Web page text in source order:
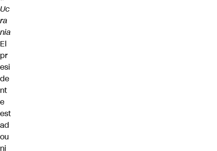
Uc
ra
nia
El
pr
esi
de
nt
e
est
ad
ou
ni